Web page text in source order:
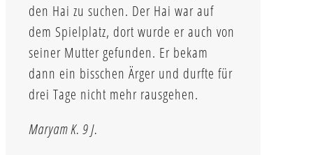
den Hai zu suchen. Der Hai war auf
dem Spielplatz, dort wurde er auch von
seiner Mutter gefunden. Er bekam
dann ein bisschen Ärger und durfte für
drei Tage nicht mehr rausgehen.
Maryam K. 9 J.